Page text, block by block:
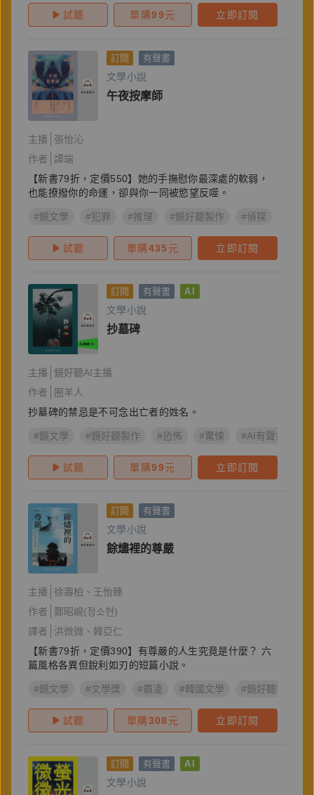
試聽 單購99元 立即訂閱
訂閱 有聲書
文學小說
午夜按摩師
主播
張怡沁
作者
譚端
【新書79折，定價550】她的手撫慰你最深處的軟弱，
也能撩撥你的命運，卻與你一同被慾望反噬。
#鏡文學 #犯罪 #推理 #鏡好聽製作 #偵探
試聽 單購435元 立即訂閱
訂閱 有聲書 AI
文學小說
抄墓碑
主播
鏡好聽AI主播
作者
圈羊人
抄墓碑的禁忌是不可念出亡者的姓名。
#鏡文學 #鏡好聽製作 #恐怖 #驚悚 #AI有聲書
試聽 單購99元 立即訂閱
訂閱 有聲書
文學小說
餘燼裡的尊嚴
主播 徐壽柏
王怡臻
作者
鄭昭峴(정소현)
譯者
洪微微
韓亞仁
【新書79折，定價390】有尊嚴的人生究竟是什麼？ 六
篇風格各異但銳利如刃的短篇小說。
#鏡文學 #文學獎 #霸凌 #韓國文學 #鏡好聽製作
試聽 單購308元 立即訂閱
訂閱 有聲書 AI
文學小說